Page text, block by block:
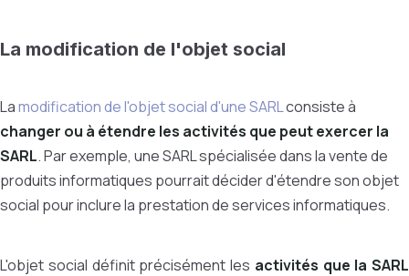
La modification de l'objet social
Lamodification de l'objet social d'une SARLconsiste à
changer ou à étendre les activités que peut exercer la
SARL. Par exemple, une SARL spécialisée dans la vente de
produits informatiques pourrait décider d'étendre son objet
social pour inclure la prestation de services informatiques.
L'objet social définit précisément les activités que la SARL